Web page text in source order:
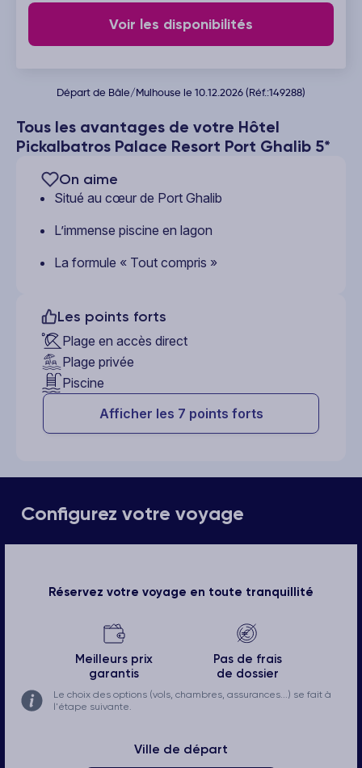
Tous les avantages de votre Hôtel
Pickalbatros Palace Resort Port Ghalib 5*
On aime
Situé au cœur de Port Ghalib
L’immense piscine en lagon
La formule « Tout compris »
Les points forts
Plage en accès direct
Plage privée
Piscine
Afficher les 7 points forts
Voir les disponibilités
Départ de Bâle/Mulhouse le 10.12.2026 (Réf.:149288)
Configurez votre voyage
Réservez votre voyage en toute tranquillité
Meilleurs prix
garantis
Pas de frais
de dossier
Le choix des options (vols, chambres, assurances...) se fait à
l'étape suivante.
Ville de départ